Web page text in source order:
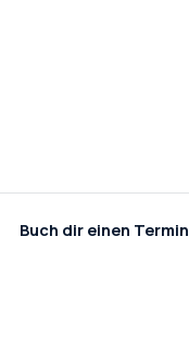
Buch dir einen Termin